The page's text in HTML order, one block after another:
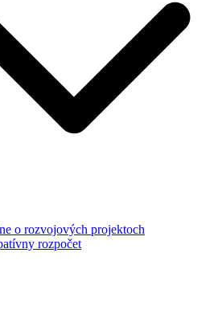
o rozvojových projektoch
rozpočet